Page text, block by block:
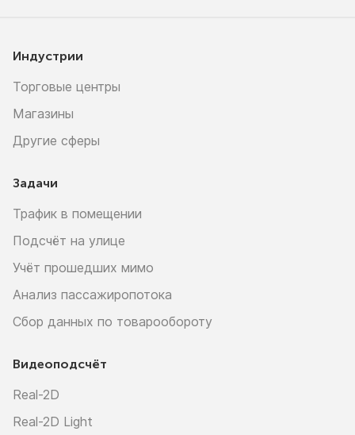
Индустрии
Торговые центры
Магазины
Другие сферы
Задачи
Трафик в помещении
Подсчёт на улице
Учёт прошедших мимо
Анализ пассажиропотока
Сбор данных по товарообороту
Видеоподсчёт
Real-2D
Real-2D Light